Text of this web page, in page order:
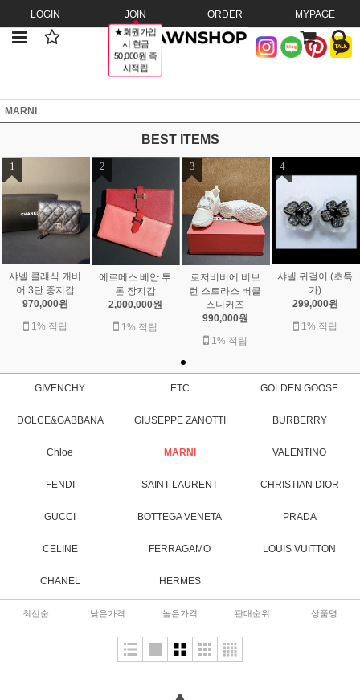
LOGIN JOIN
★회원가입
시 현금
50,000원 즉
시적립
ORDER MYPAGE
MARNI
BEST ITEMS
1
샤넬 클래식 캐비
어 3단 중지갑
970,000원
1% 적립
2
에르메스 베안 투
톤 장지갑
2,000,000원
1% 적립
3
로저비비에 비브
런 스트라스 버클
스니커즈
990,000원
1% 적립
4
샤넬 귀걸이 (초특
가)
299,000원
1% 적립
GIVENCHY ETC GOLDEN GOOSE
DOLCE&GABBANA GIUSEPPE ZANOTTI BURBERRY
Chloe MARNI VALENTINO
FENDI SAINT LAURENT CHRISTIAN DIOR
GUCCI BOTTEGA VENETA PRADA
CELINE FERRAGAMO LOUIS VUITTON
CHANEL HERMES
최신순 낮은가격 높은가격 판매순위 상품명